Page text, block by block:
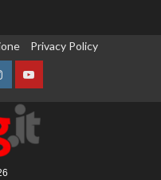
Privacy Policy
YouTube